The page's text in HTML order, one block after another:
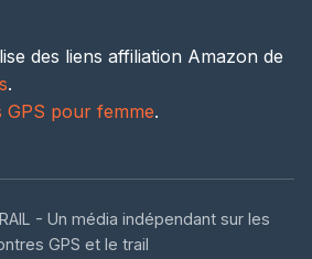
des liens affiliation Amazon de
.
GPS pour femme.
- Un média indépendant sur les
GPS et le trail